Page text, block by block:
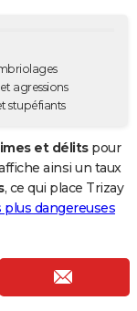
agressions
stupéfiants
et délitspour
ainsi un taux
, ce qui place Trizay
plus dangereuses